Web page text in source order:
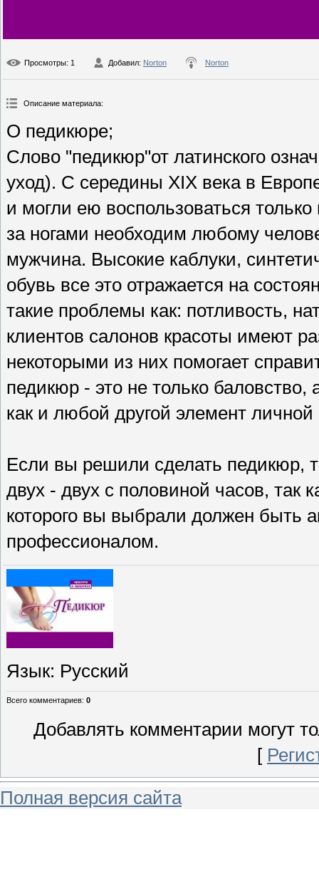
Просмотры: 1 Добавил: Norton Norton
Описание материала:
О педикюре;
Слово "педикюр"от латинского
уход). С середины XIX века в
и могли ею воспользоваться
за ногами необходим любому
мужчина. Высокие каблуки,
обувь все это отражается на
такие проблемы как: потливость,
клиентов салонов красоты имеют
некоторыми из них помогает
педикюр - это не только баловство,
как и любой другой элемент личной
Если вы решили сделать педикюр,
двух - двух с половиной часов, так
которого вы выбрали должен быть
профессионалом.
Язык: Русский
Всего комментариев: 0
Добавлять комментарии могут
[
Полная версия сайта